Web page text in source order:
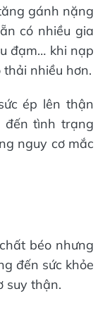
gánh nặng
có nhiều gia
đạm… khi nạp
nhiều hơn.
ép lên thận
tình trạng
nguy cơ mắc
béo nhưng
đến sức khỏe
suy thận.